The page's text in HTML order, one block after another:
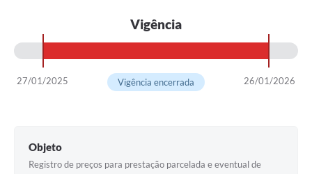
Vigência
27/01/2025 26/01/2026
Vigência encerrada
Objeto
Registro de preços para prestação parcelada e eventual de